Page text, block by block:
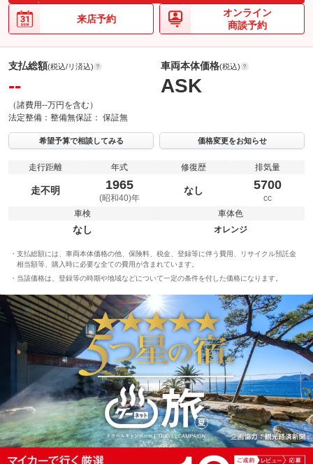
来店予約
オンライン
商談予約
支払総額(税込/リ済込)
--
（諸費用--万円を含む）
車両本体価格(税込)
ASK
法定整備： 整備無保証： 保証無
希望予算で相談してみる 価格変更をお知らせ
走行距離
走不明
年式
1965
(昭和40)年
修復歴
なし
排気量
5700
cc
車検
なし
車体色
オレンジ
支払総額には、車両本体価格の他、保険料、税金、登録等に伴う費用、リサイクル預託金
相当額等、購入時に必要な全ての費用が含まれています。
当該価格は、登録等の時期や地域などについて一定の条件を付した価格になります。